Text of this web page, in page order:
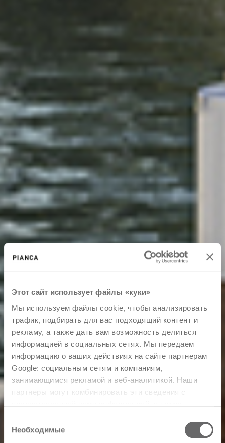
Этот сайт использует файлы «куки»
Мы используем файлы cookie, чтобы анализировать
трафик, подбирать для вас подходящий контент и
рекламу, а также дать вам возможность делиться
информацией в социальных сетях. Мы передаем
информацию о ваших действиях на сайте партнерам
Google: социальным сетям и компаниям,
занимающимся рекламой и веб-аналитикой. Наши
партнеры могут комбинировать эти сведения с
вами их сервисов.
согласия
Необходимые